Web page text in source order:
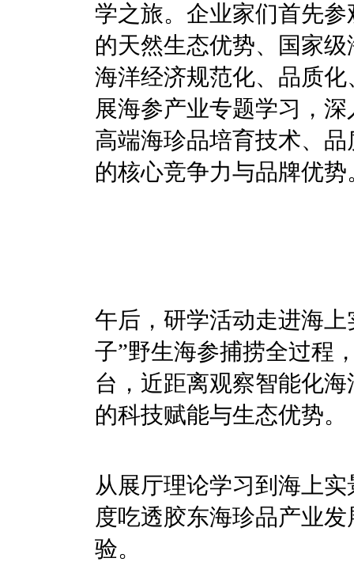
学之旅。企业家们首先
的天然生态优势、国家
海洋经济规范化、品质
展海参产业专题学习，
高端海珍品培育技术、
的核心竞争力与品牌优势
午后，研学活动走进海
子”野生海参捕捞全过程
台，近距离观察智能化
的科技赋能与生态优势。
从展厅理论学习到海上
度吃透胶东海珍品产业
验。